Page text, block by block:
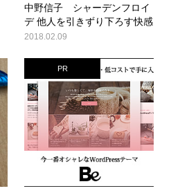
中野信子 シャーデンフロイ
デ 他人を引きずり下ろす快感
2018.02.09
PR